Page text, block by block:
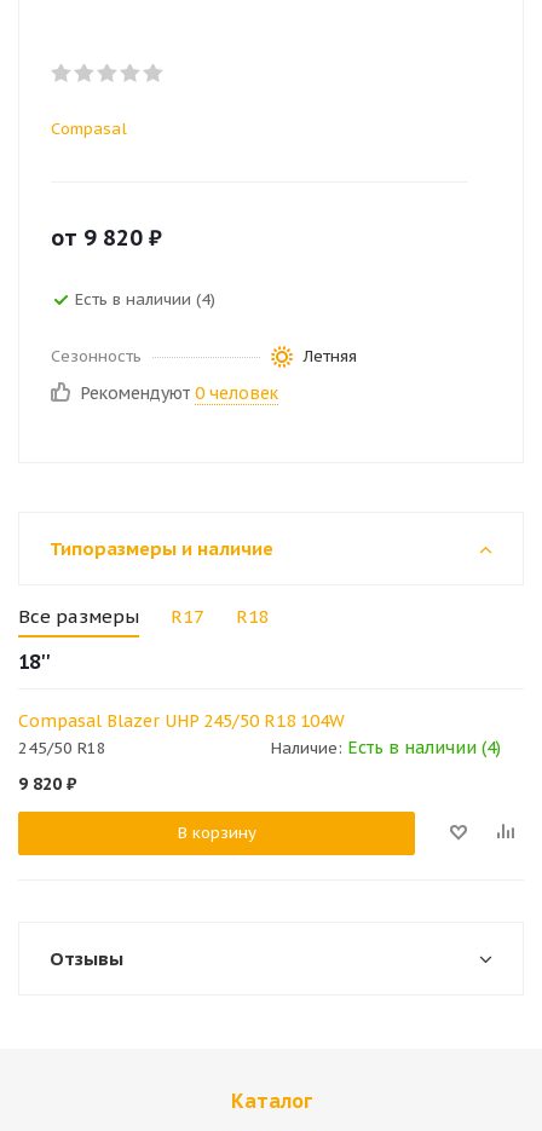
Compasal
от 9 820 ₽
Есть в наличии (4)
Сезонность Летняя
Рекомендуют 0 человек
Типоразмеры и наличие
Все размеры R17 R18
18''
Compasal Blazer UHP 245/50 R18 104W
245/50 R18 Наличие: Есть в наличии (4)
9 820 ₽
В корзину
Отзывы
Каталог